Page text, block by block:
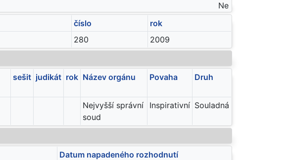
Ne
číslo
rok
280
2009
sešit judikát rok Název orgánu Povaha Druh
Nejvyšší správní
soud
Inspirativní Souladná
Datum napadeného rozhodnutí